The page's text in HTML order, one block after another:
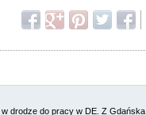
drodze do pracy w DE. Z Gdańska